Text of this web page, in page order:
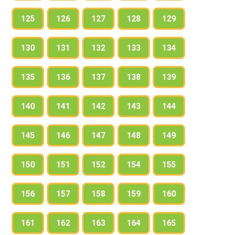
125 126 127 128 129
130 131 132 133 134
135 136 137 138 139
140 141 142 143 144
145 146 147 148 149
150 151 152 154 155
156 157 158 159 160
161 162 163 164 165